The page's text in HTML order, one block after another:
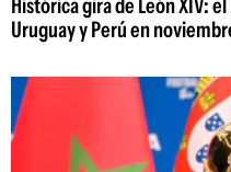
Histórica gira de León XIV:
Uruguay y Perú en